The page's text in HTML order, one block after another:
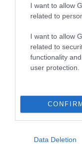
I want to allow
related to
I want to allow
related to
functionality
user protection.
CONFIRM
Data Deletion
Αδειάζουν το
Έκτακτη